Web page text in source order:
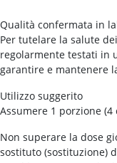
Qualità confermata in
Per tutelare la salute
regolarmente testati in
garantire e mantenere
Utilizzo suggerito
Assumere 1 porzione
Non superare la dose
sostituto (sostituzione)